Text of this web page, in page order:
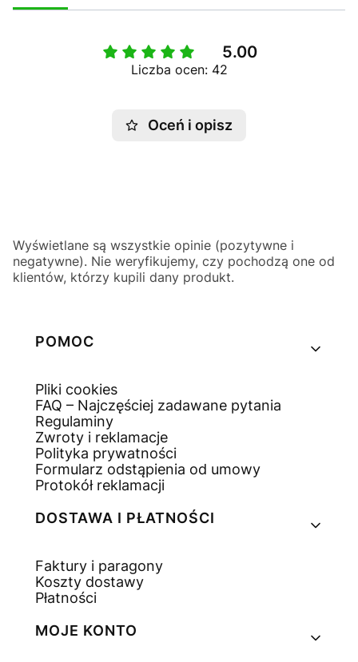
5.00
Liczba ocen: 42
Oceń i opisz
Wyświetlane są wszystkie opinie (pozytywne i
negatywne). Nie weryfikujemy, czy pochodzą one od
klientów, którzy kupili dany produkt.
Linki w stopce
POMOC
Pliki cookies
FAQ – Najczęściej zadawane pytania
Regulaminy
Zwroty i reklamacje
Polityka prywatności
Formularz odstąpienia od umowy
Protokół reklamacji
DOSTAWA I PŁATNOŚCI
Faktury i paragony
Koszty dostawy
Płatności
MOJE KONTO